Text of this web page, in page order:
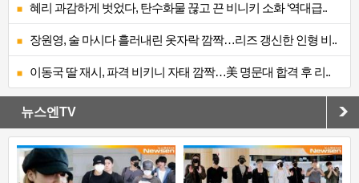
혜리 과감하게 벗었다, 탄수화물 끊고 끈 비니키 소화 ‘역대급..
장원영, 술 마시다 흘러내린 옷자락 깜짝…리즈 갱신한 인형 비..
이동국 딸 재시, 파격 비키니 자태 깜짝…美 명문대 합격 후 리..
뉴스엔TV